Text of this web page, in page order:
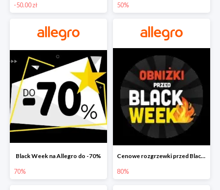
-50.00 zł 50%
Black Week na Allegro do -70%
70%
Cenowe rozgrzewki przed Black Friday na Allegro do -80%
80%